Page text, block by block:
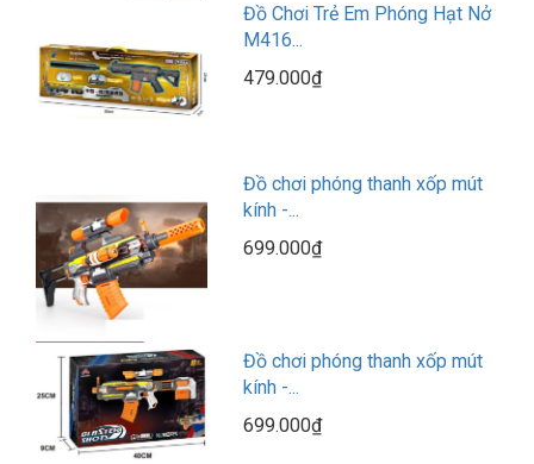
Đồ Chơi Trẻ Em Phóng Hạt Nở
M416...
479.000₫
Đồ chơi phóng thanh xốp mút
kính -...
699.000₫
Đồ chơi phóng thanh xốp mút
kính -...
699.000₫